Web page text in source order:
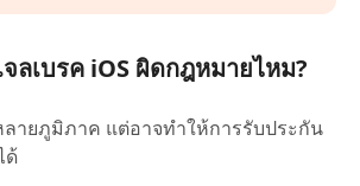
ลเบรค iOS ผิดกฎหมายไหม?
ายภูมิภาค แต่อาจทำให้การรับประกัน
ด้